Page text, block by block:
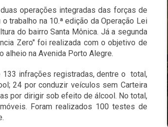
operações integradas das forças de
trabalho na 10.ª edição da Operação Lei
do bairro Santa Mônica. Já a segunda
Zero" foi realizada com o objetivo de
na Avenida Porto Alegre.
133 infrações registradas, dentre o total,
24 por conduzir veículos sem Carteira
por dirigir sob efeito de álcool. No total,
Foram realizados 100 testes de